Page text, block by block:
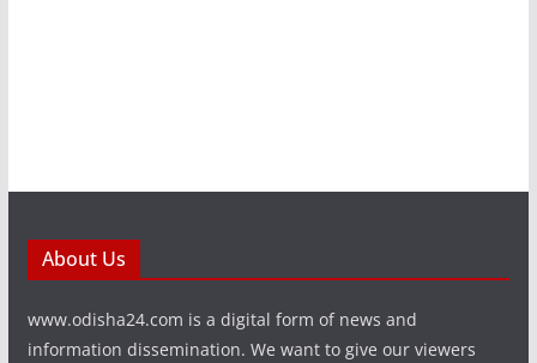
About Us
www.odisha24.com is a digital form of news and
information dissemination. We want to give our viewers